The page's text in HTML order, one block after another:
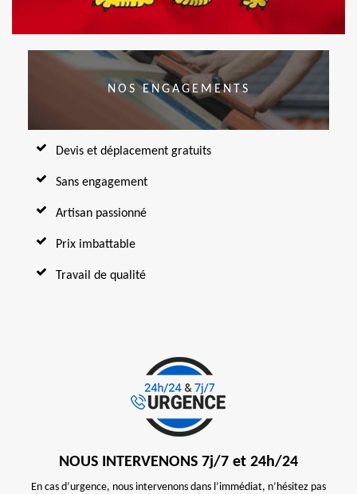
NOS ENGAGEMENTS
Devis et déplacement gratuits
Sans engagement
Artisan passionné
Prix imbattable
Travail de qualité
NOUS INTERVENONS 7j/7 et 24h/24
En cas d’urgence, nous intervenons dans l’immédiat, n’hésitez pas